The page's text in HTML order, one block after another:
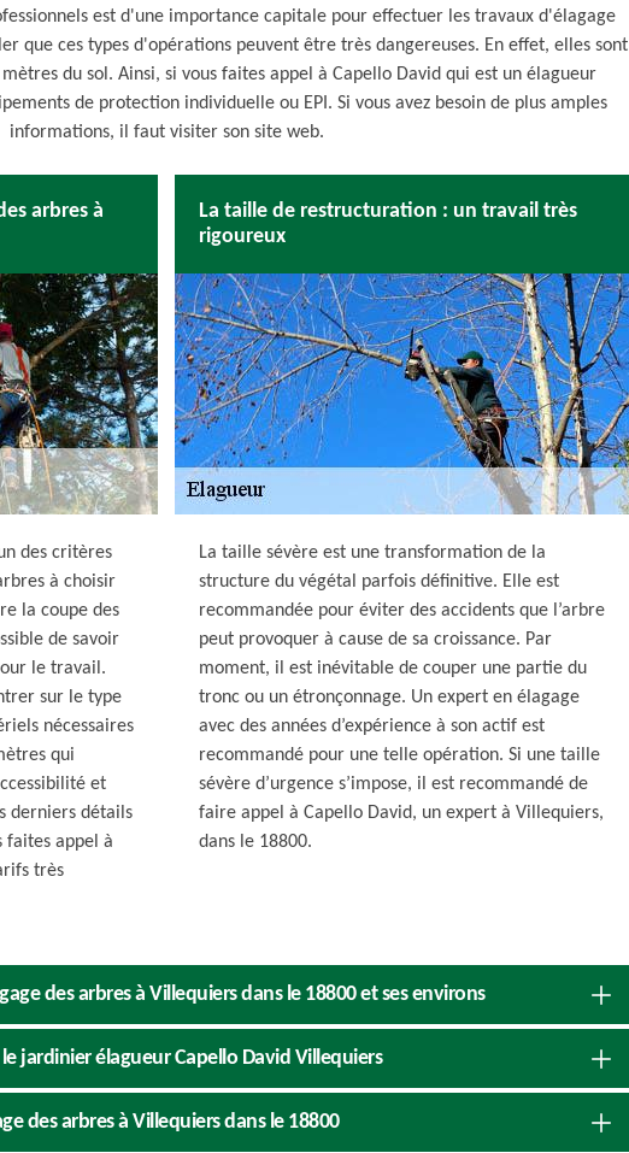
est d'une importance capitale pour effectuer les travaux d'élagage
que ces types d'opérations peuvent être très dangereuses. En effet, elles sont
du sol. Ainsi, si vous faites appel à Capello David qui est un élagueur
de protection individuelle ou EPI. Si vous avez besoin de plus amples
informations, il faut visiter son site web.
arbres à
des critères
à choisir
la coupe des
de savoir
le travail.
sur le type
nécessaires
qui
et
derniers détails
faites appel à
très
La taille de restructuration : un travail très
rigoureux
La taille sévère est une transformation de la
structure du végétal parfois définitive. Elle est
recommandée pour éviter des accidents que l’arbre
peut provoquer à cause de sa croissance. Par
moment, il est inévitable de couper une partie du
tronc ou un étronçonnage. Un expert en élagage
avec des années d’expérience à son actif est
recommandé pour une telle opération. Si une taille
sévère d’urgence s’impose, il est recommandé de
faire appel à Capello David, un expert à Villequiers,
dans le 18800.
des arbres à Villequiers dans le 18800 et ses environs
jardinier élagueur Capello David Villequiers
des arbres à Villequiers dans le 18800